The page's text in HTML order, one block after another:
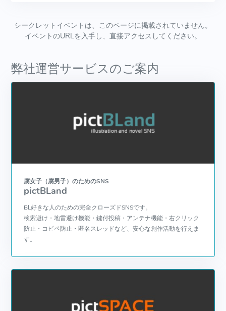
シークレットイベントは、このページに掲載されていません。
イベントのURLを入手し、直接アクセスしてください。
弊社運営サービスのご案内
腐女子（腐男子）のためのSNS
pictBLand
BL好きな人のための完全クローズドSNSです。
検索避け・地雷避け機能・鍵付投稿・アンテナ機能・右クリック
防止・コピペ防止・匿名スレッドなど、安心な創作活動を行えま
す。